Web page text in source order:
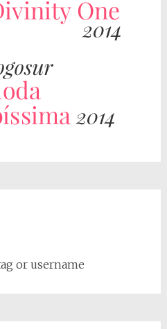
or username